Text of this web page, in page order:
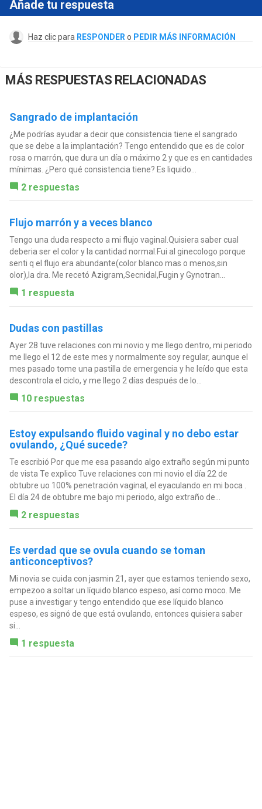
Añade tu respuesta
Haz clic para RESPONDER o PEDIR MÁS INFORMACIÓN
MÁS RESPUESTAS RELACIONADAS
Sangrado de implantación
¿Me podrías ayudar a decir que consistencia tiene el sangrado
que se debe a la implantación? Tengo entendido que es de color
rosa o marrón, que dura un día o máximo 2 y que es en cantidades
mínimas. ¿Pero qué consistencia tiene? Es liquido...
2 respuestas
Flujo marrón y a veces blanco
Tengo una duda respecto a mi flujo vaginal.Quisiera saber cual
deberia ser el color y la cantidad normal.Fui al ginecologo porque
senti q el flujo era abundante(color blanco mas o menos,sin
olor),la dra. Me recetó Azigram,Secnidal,Fugin y Gynotran...
1 respuesta
Dudas con pastillas
Ayer 28 tuve relaciones con mi novio y me llego dentro, mi periodo
me llego el 12 de este mes y normalmente soy regular, aunque el
mes pasado tome una pastilla de emergencia y he leído que esta
descontrola el ciclo, y me llego 2 días después de lo...
10 respuestas
Estoy expulsando fluido vaginal y no debo estar
ovulando, ¿Qué sucede?
Te escribió Por que me esa pasando algo extraño según mi punto
de vista Te explico Tuve relaciones con mi novio el día 22 de
obtubre uo 100% penetración vaginal, el eyaculando en mi boca .
El día 24 de obtubre me bajo mi periodo, algo extraño de...
2 respuestas
Es verdad que se ovula cuando se toman
anticonceptivos?
Mi novia se cuida con jasmin 21, ayer que estamos teniendo sexo,
empezoo a soltar un líquido blanco espeso, así como moco. Me
puse a investigar y tengo entendido que ese líquido blanco
espeso, es signó de que está ovulando, entonces quisiera saber
si...
1 respuesta